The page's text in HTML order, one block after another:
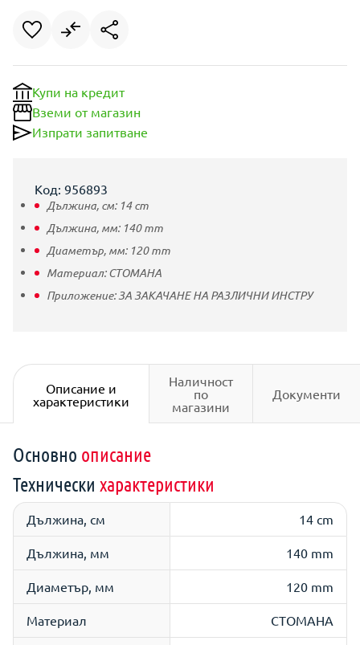
Купи на кредит
Вземи от магазин
Изпрати запитване
Код: 956893
Дължина, см: 14cm
Дължина, мм: 140mm
Диаметър, мм: 120mm
Материал:СТОМАНА
Приложение:ЗА ЗАКАЧАНЕ НА РАЗЛИЧНИ ИНСТРУ
Описание и
характеристики
Наличност
по
магазини
Документи
Основно описание
Технически характеристики
Дължина, см 14 cm
Дължина, мм 140 mm
Диаметър, мм 120 mm
Материал СТОМАНА